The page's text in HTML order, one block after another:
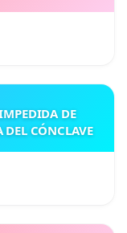
DE
CÓNCLAVE